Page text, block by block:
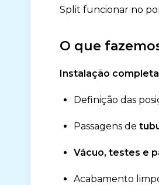
Split funcionar no
O que
Instalação completa
Definição das
Passagens de
Vácuo, testes e
Acabamento